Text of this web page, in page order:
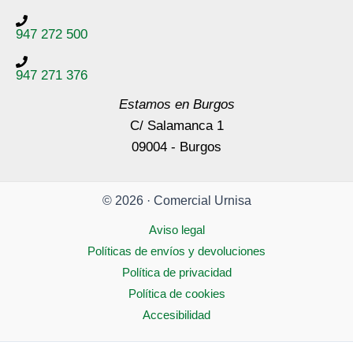
947 272 500
947 271 376
Estamos en Burgos
C/ Salamanca 1
09004 - Burgos
© 2026 · Comercial Urnisa
Aviso legal
Políticas de envíos y devoluciones
Política de privacidad
Política de cookies
Accesibilidad